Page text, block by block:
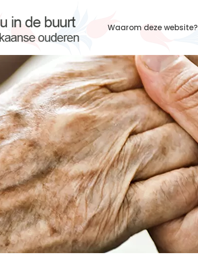
Waarom deze website?